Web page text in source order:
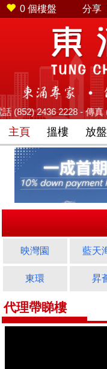
0 個樓盤 分享
-
主頁 搵樓 放盤
映灣園 藍天
東環 昇
代理帶睇樓